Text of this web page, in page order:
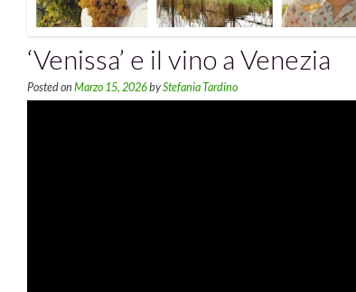
‘Venissa’ e il vino a Venezia
Posted on Marzo 15, 2026byStefania Tardino